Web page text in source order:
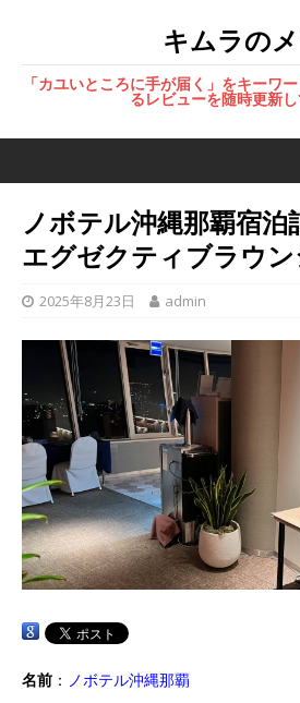
キムラの
「カユいところに手が届く」をキーワ
るレビューを随時更新
ノボテル沖縄那覇宿
エグゼクティブラウ
2025年8月23日 admin
名前 ： ノボテル沖縄那覇